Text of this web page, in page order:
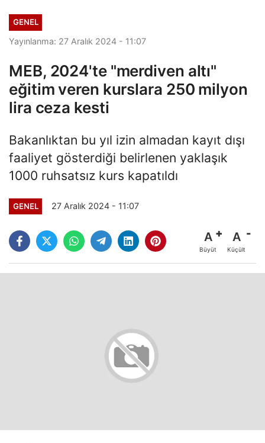
GENEL
Yayınlanma: 27 Aralık 2024 - 11:07
MEB, 2024'te "merdiven altı"
eğitim veren kurslara 250 milyon
lira ceza kesti
Bakanlıktan bu yıl izin almadan kayıt dışı
faaliyet gösterdiği belirlenen yaklaşık
1000 ruhsatsız kurs kapatıldı
GENEL 27 Aralık 2024 - 11:07
A
Büyüt
A
Küçült